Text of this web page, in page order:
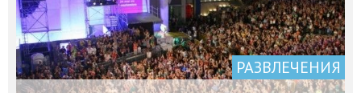
РАЗВЛЕЧЕНИЯ